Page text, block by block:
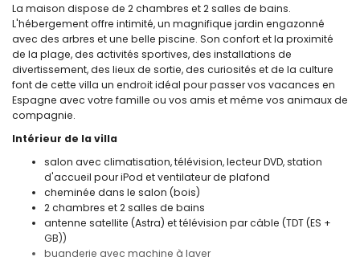
La maison dispose de 2 chambres et 2 salles de bains.
L'hébergement offre intimité, un magnifique jardin engazonné
avec des arbres et une belle piscine. Son confort et la proximité
de la plage, des activités sportives, des installations de
divertissement, des lieux de sortie, des curiosités et de la culture
font de cette villa un endroit idéal pour passer vos vacances en
Espagne avec votre famille ou vos amis et même vos animaux de
compagnie.
Intérieur de la villa
salon avec climatisation, télévision, lecteur DVD, station
d'accueil pour iPod et ventilateur de plafond
cheminée dans le salon (bois)
2 chambres et 2 salles de bains
antenne satellite (Astra) et télévision par câble (TDT (ES +
GB))
buanderie avec machine à laver